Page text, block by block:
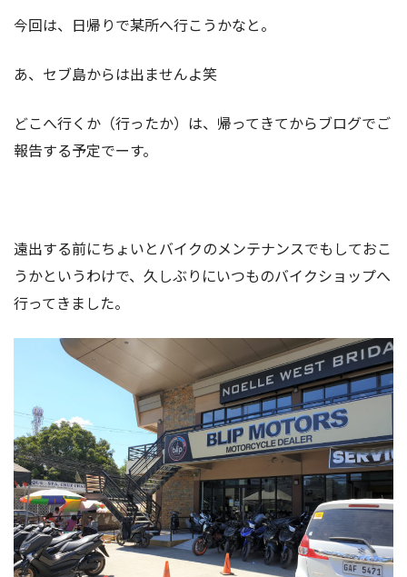
今回は、日帰りで某所へ行こうかなと。
あ、セブ島からは出ませんよ笑
どこへ行くか（行ったか）は、帰ってきてからブログでご
報告する予定でーす。
遠出する前にちょいとバイクのメンテナンスでもしておこ
うかというわけで、久しぶりにいつものバイクショップへ
行ってきました。